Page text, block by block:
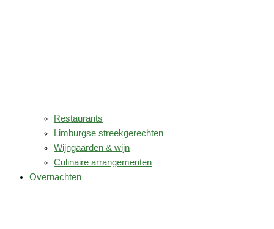
Restaurants
Limburgse streekgerechten
Wijngaarden & wijn
Culinaire arrangementen
Overnachten